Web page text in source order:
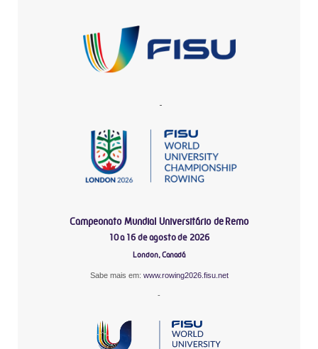
-
Campeonato Mundial Universitário de Remo
10 a 16 de agosto de 2026
London, Canadá
Sabe mais em: www.rowing2026.fisu.net
-